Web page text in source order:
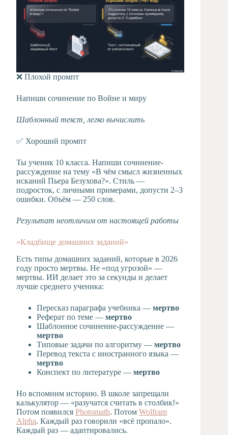
❌ Плохой промпт
Напиши сочинение по Войне и миру
Шаблонный текст, легко вычислить
✅ Хороший промпт
Ты ученик 10 класса. Напиши сочинение-
рассуждение на тему «В чём смысл жизненных
исканий Пьера Безухова?». Стиль —
подросток, с личными примерами, допусти 2–3
ошибки. Объём — 250 слов.
Результат неотличим от настоящей работы
«Кладбище домашних заданий»
Есть типы домашних заданий, которые в 2026
году просто мертвы. Не «под угрозой» —
мертвы. ИИ делает это за секунды и делает
лучше среднего ученика:
Пересказ параграфа учебника — мертво
Реферат по теме — мертво
Шаблонное сочинение-рассуждение —
мертво
Типовые задачи по алгоритму — мертво
Перевод текста с иностранного языка —
мертво
Конспект по литературе — мертво
Но вспомним историю. В школе запрещали
калькулятор — «разучатся считать в столбик!»
Потом появился Photomath. Потом Wolfram
Alpha. Каждый раз говорили «всё пропало».
Каждый раз — адаптировались.